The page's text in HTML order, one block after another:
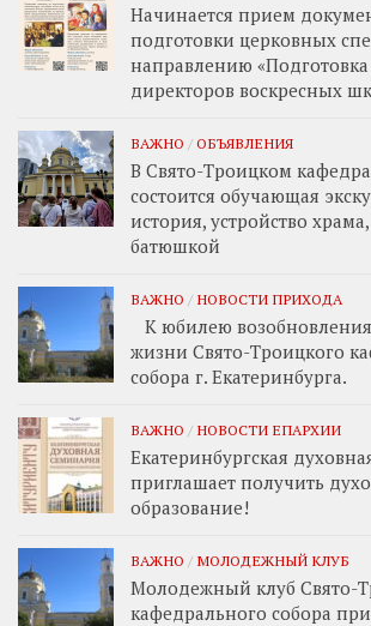
Начинается прием
подготовки церковных
направлению
директоров воскресных
ВАЖНО / ОБЪЯВЛЕНИЯ
В Свято-Троицком
состоится обучающая
история, устройство
батюшкой
ВАЖНО / НОВОСТИ ПРИХОДА
К юбилею
жизни Свято-Троицкого
собора г. Екатеринбурга.
ВАЖНО / НОВОСТИ ЕПАРХИИ
Екатеринбургская
приглашает получить
образование!
ВАЖНО / МОЛОДЕЖНЫЙ КЛУБ
Молодежный клуб Свято-
кафедрального собора